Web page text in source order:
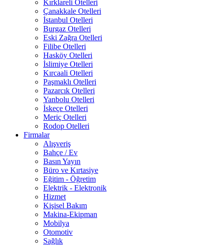
Kırklareli Otelleri
Çanakkale Otelleri
İstanbul Otelleri
Burgaz Otelleri
Eski Zağra Otelleri
Filibe Otelleri
Hasköy Otelleri
İslimiye Otelleri
Kırcaali Otelleri
Paşmaklı Otelleri
Pazarcık Otelleri
Yanbolu Otelleri
İskeçe Otelleri
Meriç Otelleri
Rodop Otelleri
Firmalar
Alışveriş
Bahçe / Ev
Basın Yayın
Büro ve Kırtasiye
Eğitim - Öğretim
Elektrik - Elektronik
Hizmet
Kişisel Bakım
Makina-Ekipman
Mobilya
Otomotiv
Sağlık